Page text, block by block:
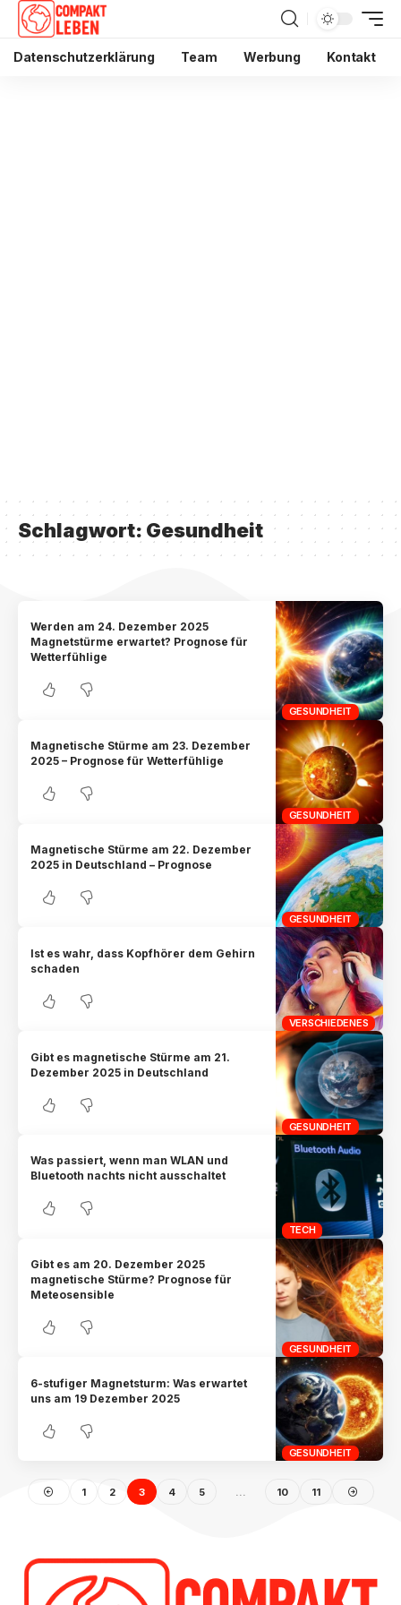
Datenschutzerklärung Team Werbung Kontakt
Schlagwort: Gesundheit
GESUNDHEIT
Werden am 24. Dezember 2025
Magnetstürme erwartet? Prognose für
Wetterfühlige
GESUNDHEIT
Magnetische Stürme am 23. Dezember
2025 – Prognose für Wetterfühlige
GESUNDHEIT
Magnetische Stürme am 22. Dezember
2025 in Deutschland – Prognose
VERSCHIEDENES
Ist es wahr, dass Kopfhörer dem Gehirn
schaden
GESUNDHEIT
Gibt es magnetische Stürme am 21.
Dezember 2025 in Deutschland
TECH
Was passiert, wenn man WLAN und
Bluetooth nachts nicht ausschaltet
GESUNDHEIT
Gibt es am 20. Dezember 2025
magnetische Stürme? Prognose für
Meteosensible
GESUNDHEIT
6-stufiger Magnetsturm: Was erwartet
uns am 19 Dezember 2025
1 2 3 4 5 10 11